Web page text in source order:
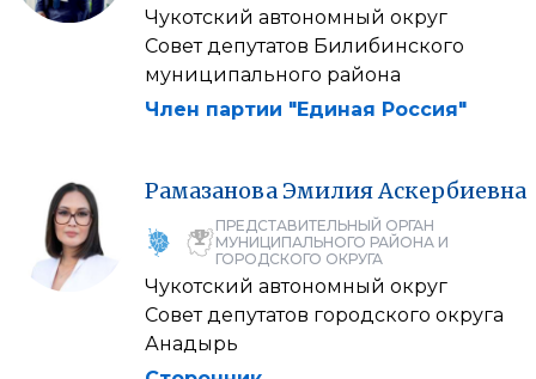
Чукотский автономный округ
Совет депутатов Билибинского
муниципального района
Член партии "Единая Россия"
Рамазанова ЭмилияАскербиевна
ПРЕДСТАВИТЕЛЬНЫЙ ОРГАН
МУНИЦИПАЛЬНОГО РАЙОНА И
ГОРОДСКОГО ОКРУГА
Чукотский автономный округ
Совет депутатов городского округа
Анадырь